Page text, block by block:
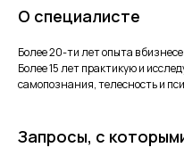
О специалисте
Более 20-ти лет опыта в
Более 15 лет практикую и
самопознания, телесность и
Запросы, с